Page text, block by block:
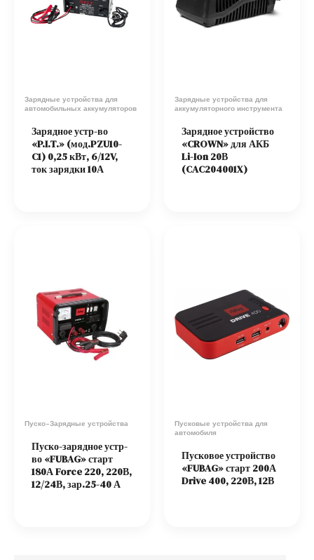
Зарядные устройства для
автомобильных аккумуляторов
Зарядное устр-во
«P.I.T.» (мод.PZU10-
C1) 0,25 кВт, 6/12V,
ток зарядки 10А
Зарядные устройства для
аккумуляторного инструмента
Зарядное устройство
«CROWN» для АКБ
Li-Ion 20В
(CAC204001X)
Пуско-Зарядные устройства
Пуско-зарядное устр-
во «FUBAG» старт
180А Force 220, 220В,
12/24В, зар.25-40 А
Пусковые устройства для
автомобиля
Пусковое устройство
«FUBAG» старт 200А
Drive 400, 220В, 12В